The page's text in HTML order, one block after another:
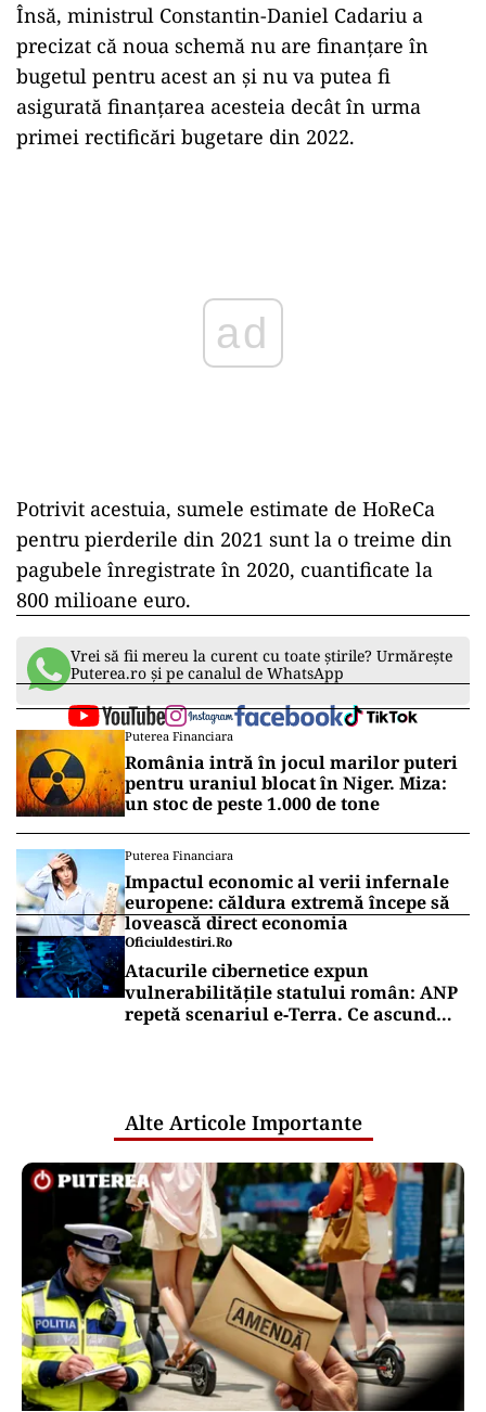
Însă, ministrul Constantin-Daniel Cadariu a
precizat că noua schemă nu are finanțare în
bugetul pentru acest an și nu va putea fi
asigurată finanțarea acesteia decât în urma
primei rectificări bugetare din 2022.
Potrivit acestuia, sumele estimate de HoReCa
pentru pierderile din 2021 sunt la o treime din
pagubele înregistrate în 2020, cuantificate la
800 milioane euro.
Vrei să fii mereu la curent cu toate știrile? Urmărește
Puterea.ro și pe canalul de WhatsApp
Puterea Financiara
România intră în jocul marilor puteri
pentru uraniul blocat în Niger. Miza:
un stoc de peste 1.000 de tone
Puterea Financiara
Impactul economic al verii infernale
europene: căldura extremă începe să
lovească direct economia
Oficiuldestiri.ro
Atacurile cibernetice expun
vulnerabilitățile statului român: ANP
repetă scenariul e‑Terra. Ce ascund
Alte Articole Importante